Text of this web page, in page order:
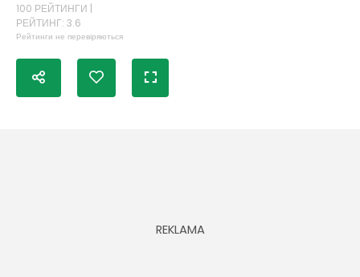
100 РЕЙТИНГИ |
РЕЙТИНГ: 3.6
Рейтинги не перевіряються